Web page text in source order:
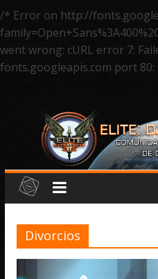
/* Error on http://
went wrong: cURL error 7:
fonts.googleapis.com port
Divorcios